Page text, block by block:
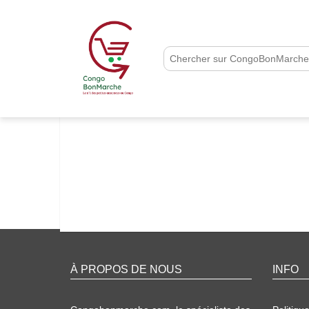
À PROPOS DE NOUS INFO